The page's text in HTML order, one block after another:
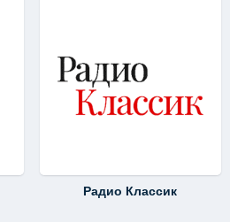
Радио Классик